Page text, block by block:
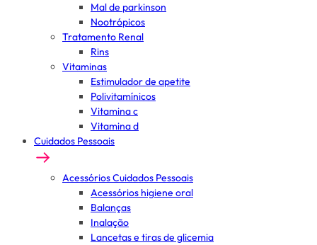
Mal de parkinson
Nootrópicos
Tratamento Renal
Rins
Vitaminas
Estimulador de apetite
Polivitamínicos
Vitamina c
Vitamina d
Cuidados Pessoais
Acessórios Cuidados Pessoais
Acessórios higiene oral
Balanças
Inalação
Lancetas e tiras de glicemia